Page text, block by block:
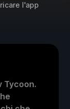
l'app
Tycoon.